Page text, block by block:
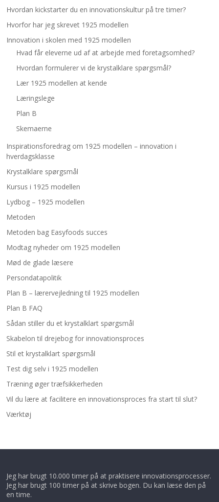
Hvordan kickstarter du en innovationskultur på tre timer?
Hvorfor har jeg skrevet 1925 modellen
Innovation i skolen med 1925 modellen
Hvad får eleverne ud af at arbejde med foretagsomhed?
Hvordan formulerer vi de krystalklare spørgsmål?
Lær 1925 modellen at kende
Læringslege
Plan B
Skemaerne
Inspirationsforedrag om 1925 modellen – innovation i
hverdagsklasse
Krystalklare spørgsmål
Kursus i 1925 modellen
Lydbog – 1925 modellen
Metoden
Metoden bag Easyfoods succes
Modtag nyheder om 1925 modellen
Mød de glade læsere
Persondatapolitik
Plan B – lærervejledning til 1925 modellen
Plan B FAQ
Sådan stiller du et krystalklart spørgsmål
Skabelon til drejebog for innovationsproces
Stil et krystalklart spørgsmål
Test dig selv i 1925 modellen
Træning øger træfsikkerheden
Vil du lære at facilitere en innovationsproces fra start til slut?
Værktøj
Jeg har brugt 10.000 timer på at praktisere innovationsprocesser.
Jeg har brugt 100 timer på at skrive bogen. Du kan læse den på
en time.